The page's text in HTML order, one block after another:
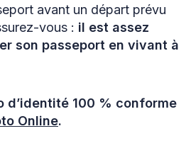
avant un départ prévu
vous : il est assez
son passeport en vivant à
d’identité 100 % conforme
Online.